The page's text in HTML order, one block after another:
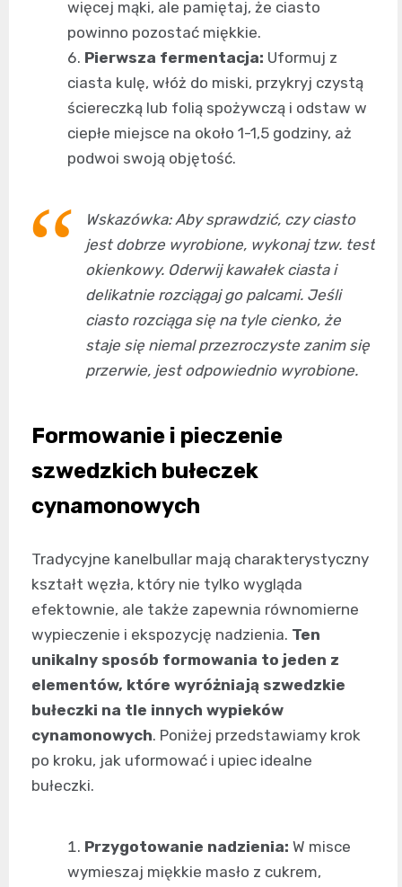
więcej mąki, ale pamiętaj, że ciasto
powinno pozostać miękkie.
Pierwsza fermentacja: Uformuj z
ciasta kulę, włóż do miski, przykryj czystą
ściereczką lub folią spożywczą i odstaw w
ciepłe miejsce na około 1-1,5 godziny, aż
podwoi swoją objętość.
Wskazówka: Aby sprawdzić, czy ciasto
jest dobrze wyrobione, wykonaj tzw. test
okienkowy. Oderwij kawałek ciasta i
delikatnie rozciągaj go palcami. Jeśli
ciasto rozciąga się na tyle cienko, że
staje się niemal przezroczyste zanim się
przerwie, jest odpowiednio wyrobione.
Formowanie i pieczenie
szwedzkich bułeczek
cynamonowych
Tradycyjne kanelbullar mają charakterystyczny
kształt węzła, który nie tylko wygląda
efektownie, ale także zapewnia równomierne
wypieczenie i ekspozycję nadzienia. Ten
unikalny sposób formowania to jeden z
elementów, które wyróżniają szwedzkie
bułeczki na tle innych wypieków
cynamonowych. Poniżej przedstawiamy krok
po kroku, jak uformować i upiec idealne
bułeczki.
Przygotowanie nadzienia: W misce
wymieszaj miękkie masło z cukrem,